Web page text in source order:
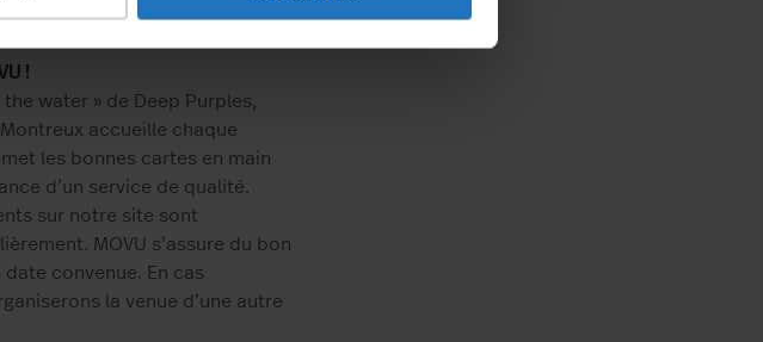
!
water » de Deep Purples,
accueille chaque
les bonnes cartes en main
d’un service de qualité.
sur notre site sont
MOVU s’assure du bon
convenue. En cas
la venue d’une autre